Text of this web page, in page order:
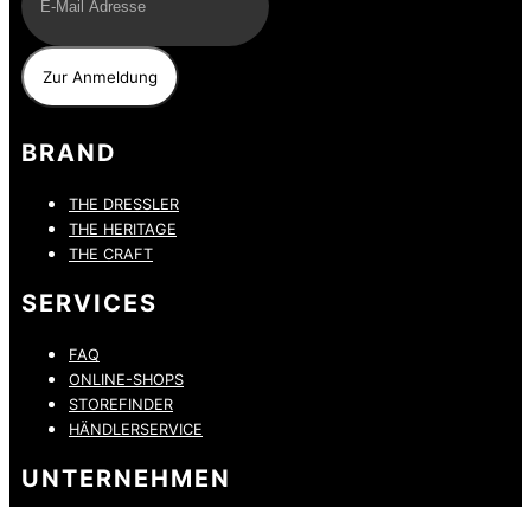
BRAND
THE DRESSLER
THE HERITAGE
THE CRAFT
SERVICES
FAQ
ONLINE-SHOPS
STOREFINDER
HÄNDLERSERVICE
UNTERNEHMEN